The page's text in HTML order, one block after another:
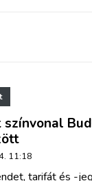
színvonal
11:18
tarifát és -